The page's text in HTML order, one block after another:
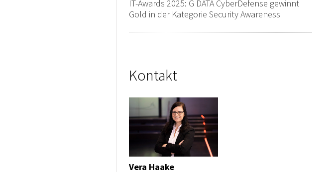
IT-Awards 2025: G DATA CyberDefense gewinnt
Gold in der Kategorie Security Awareness
Kontakt
Vera Haake